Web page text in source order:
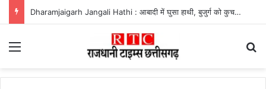
Dharamjaigarh Jangali Hathi : आबादी में घुसा हाथी, बुजुर्ग को कुचलकर उतारा मौत के घाट
Menu